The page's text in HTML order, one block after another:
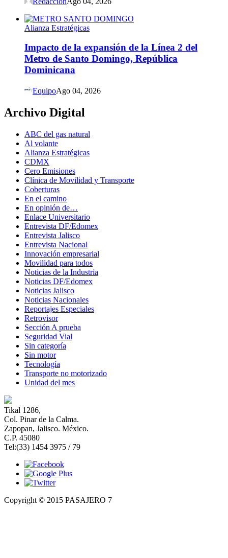
Alianza Estratégicas
Impacto de la expansión de la Línea 2 del
Metro de Santo Domingo, República
Dominicana
EquipoAgo 04, 2026
Archivo Digital
ABC del gas natural
Al volante
Alianza Estratégicas
CDMX
Cero Emisiones
Clínica de Movilidad y Transporte
Coberturas
En el camino
En opinión de…
Enlace Universitario
Entrevista DF/Edomex
Entrevista Jalisco
Entrevista Nacional
Innovación empresarial
Movilidad para todos
Noticias de la Industria
Noticias DF/Edomex
Noticias Jalisco
Noticias Nacionales
Reportajes Especiales
Retrovisor
Sección A prueba
Seguridad Vial
Sin categoría
Sin motor
Tecnología
Transporte no motorizado
Unidad del mes
Tikal 1286,
Col. Pinar de la Calma.​
Zapopan, Jalisco. México.
C.P. 45080​
Tel:(33) 1454 3975 / 79
Copyright © 2015 PASAJERO 7